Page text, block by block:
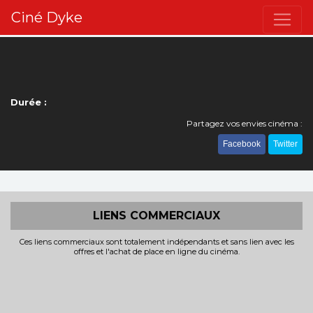
Ciné Dyke
Durée :
Partagez vos envies cinéma :
Facebook Twitter
LIENS COMMERCIAUX
Ces liens commerciaux sont totalement indépendants et sans lien avec les
offres et l'achat de place en ligne du cinéma.